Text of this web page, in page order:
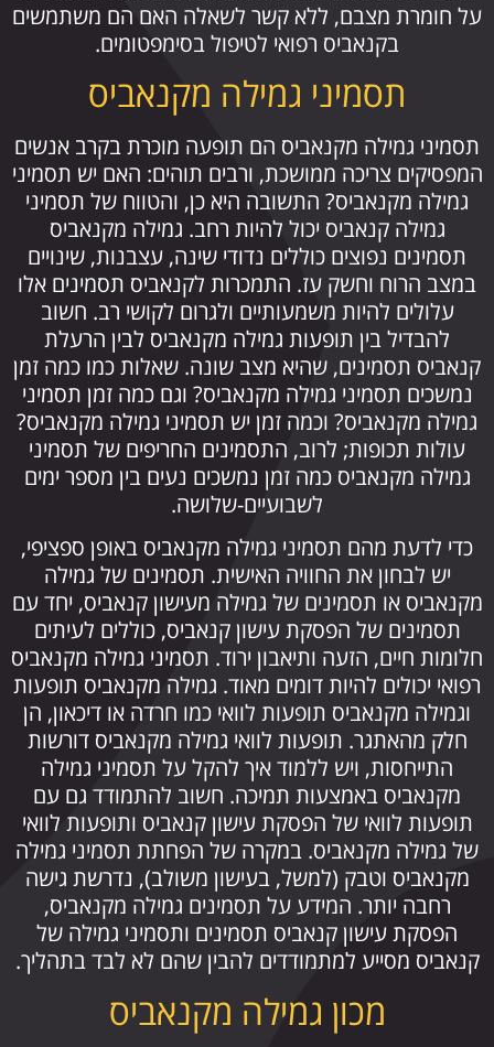
על חומרת מצבם, ללא קשר לשאלה האם הם משתמשים
בקנאביס רפואי לטיפול בסימפטומים.
תסמיני גמילה מקנאביס
תסמיני גמילה מקנאביס הם תופעה מוכרת בקרב אנשים
המפסיקים צריכה ממושכת, ורבים תוהים: האם יש תסמיני
גמילה מקנאביס? התשובה היא כן, והטווח של תסמיני
גמילה קנאביס יכול להיות רחב. גמילה מקנאביס
תסמינים נפוצים כוללים נדודי שינה, עצבנות, שינויים
במצב הרוח וחשק עז. התמכרות לקנאביס תסמינים אלו
עלולים להיות משמעותיים ולגרום לקושי רב. חשוב
להבדיל בין תופעות גמילה מקנאביס לבין הרעלת
קנאביס תסמינים, שהיא מצב שונה. שאלות כמו כמה זמן
נמשכים תסמיני גמילה מקנאביס? וגם כמה זמן תסמיני
גמילה מקנאביס? וכמה זמן יש תסמיני גמילה מקנאביס?
עולות תכופות; לרוב, התסמינים החריפים של תסמיני
גמילה מקנאביס כמה זמן נמשכים נעים בין מספר ימים
לשבועיים-שלושה.
כדי לדעת מהם תסמיני גמילה מקנאביס באופן ספציפי,
יש לבחון את החוויה האישית. תסמינים של גמילה
מקנאביס או תסמינים של גמילה מעישון קנאביס, יחד עם
תסמינים של הפסקת עישון קנאביס, כוללים לעיתים
חלומות חיים, הזעה ותיאבון ירוד. תסמיני גמילה מקנאביס
רפואי יכולים להיות דומים מאוד. גמילה מקנאביס תופעות
וגמילה מקנאביס תופעות לוואי כמו חרדה או דיכאון, הן
חלק מהאתגר. תופעות לוואי גמילה מקנאביס דורשות
התייחסות, ויש ללמוד איך להקל על תסמיני גמילה
מקנאביס באמצעות תמיכה. חשוב להתמודד גם עם
תופעות לוואי של הפסקת עישון קנאביס ותופעות לוואי
של גמילה מקנאביס. במקרה של הפחתת תסמיני גמילה
מקנאביס וטבק (למשל, בעישון משולב), נדרשת גישה
רחבה יותר. המידע על תסמינים גמילה מקנאביס,
הפסקת עישון קנאביס תסמינים ותסמיני גמילה של
קנאביס מסייע למתמודדים להבין שהם לא לבד בתהליך.
מכון גמילה מקנאביס